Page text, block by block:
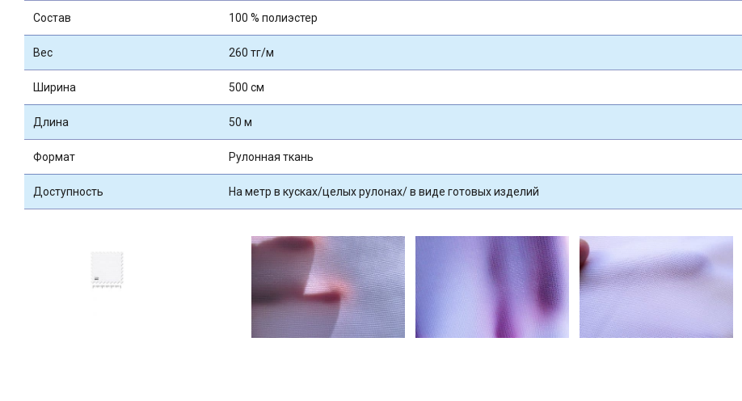
Состав 100 % полиэстер
Вес 260 тг/м
Ширина 500 см
Длина 50 м
Формат Рулонная ткань
Доступность На метр в кусках/целых рулонах/ в виде готовых изделий